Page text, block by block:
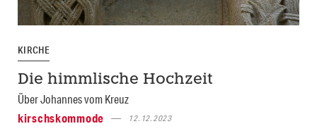
KIRCHE
Die himmlische Hochzeit
Über Johannes vom Kreuz
kirschskommode
12.12.2023